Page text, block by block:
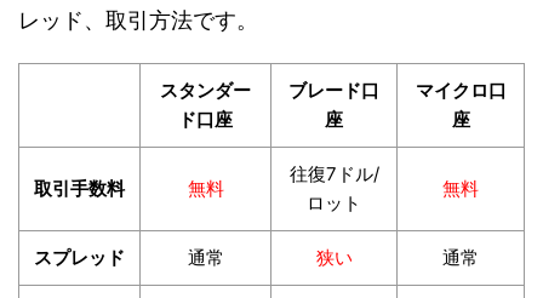
レッド、取引方法です。
スタンダー
ド口座
ブレード口
座
マイクロ口
座
取引手数料 無料
往復7ドル/
ロット
無料
スプレッド 通常 狭い 通常